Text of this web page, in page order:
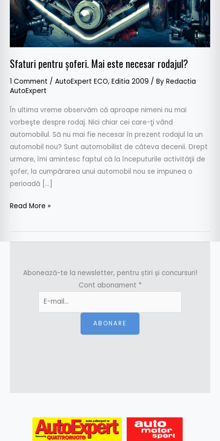
Sfaturi pentru șoferi. Mai este necesar rodajul?
1 Comment / AutoExpert ECO, Editia 2009 / By Redactia
AutoExpert
În ultima vreme observăm că aproape nimeni nu mai
vorbeşte despre rodaj. Nici chiar cei care-ţi vând
automobilul. Să nu mai fie necesar în prezent rodajul la un
automobil nou? Sunt automobilist de câteva decenii. Drept
urmare, îmi amintesc faptul că la începuturile activităţii de
şofer, la cumpărarea unui automobil nou se impunea o
perioadă […]
Read More »
Abonează-te la newsletter, pentru știri și concursuri!
Cont abonament *
ABONARE